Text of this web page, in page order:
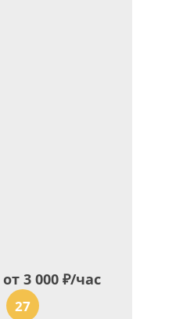
от 3 000₽/час
27